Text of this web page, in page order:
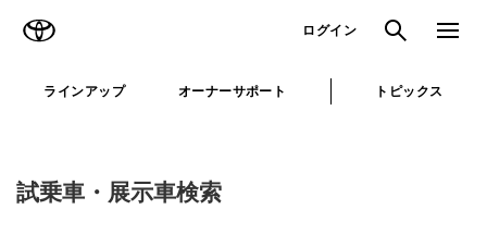
ログイン 検索 メニュ
ラインアップ オーナーサポート トピックス
試乗車・展示車検索